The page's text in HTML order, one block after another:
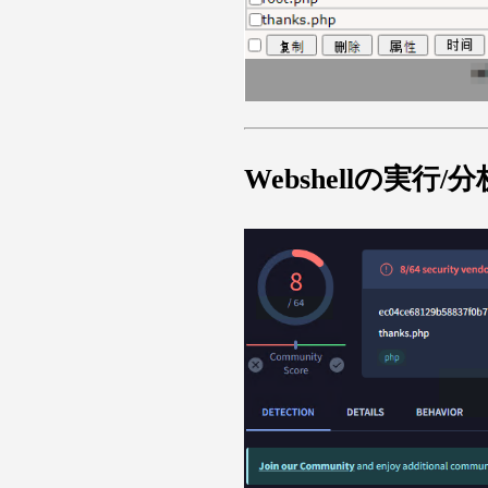
Webshellの実行/分